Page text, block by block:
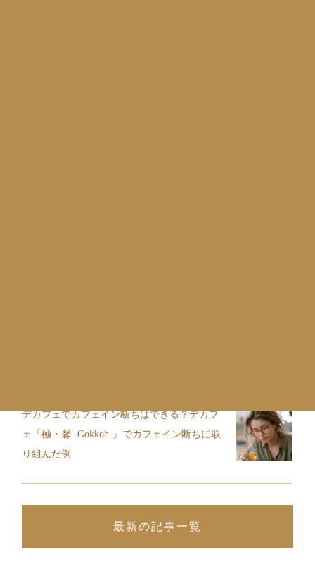
デカフェでカフェイン断ちはできる？デカフ
ェ『極・馨 -Gokkoh-』でカフェイン断ちに取
り組んだ例
最新の記事一覧